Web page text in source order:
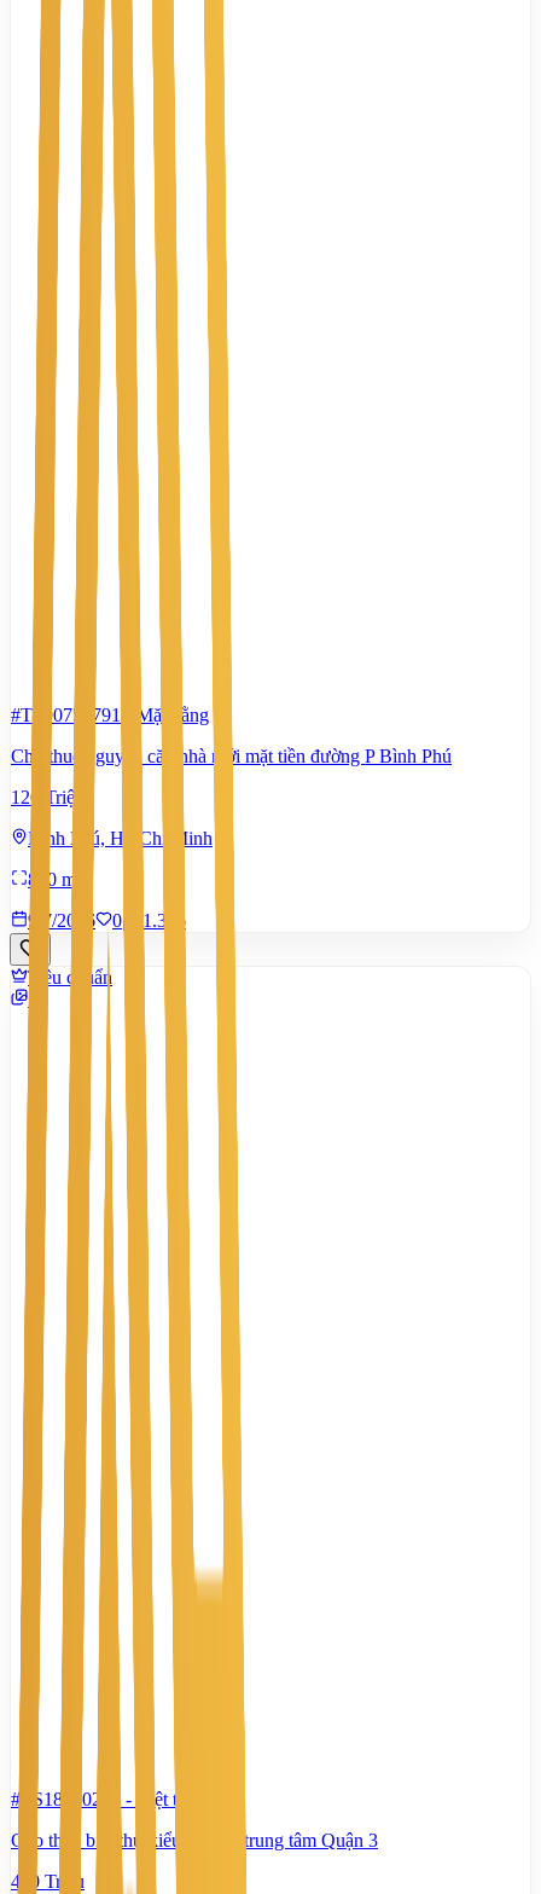
#TS90751791
Mặt bằng
Cho thuê nguyên căn nhà mới mặt tiền đường P Bình Phú
120 Triệu
Bình Phú, Hồ Chí Minh
850 m²
9/7/2026
0| 1.396
Tiêu chuẩn
5
#TS18680240 -
Biệt thự
Cho thuê biệt thự kiểu Pháp ở trung tâm Quận 3
480 Triệu